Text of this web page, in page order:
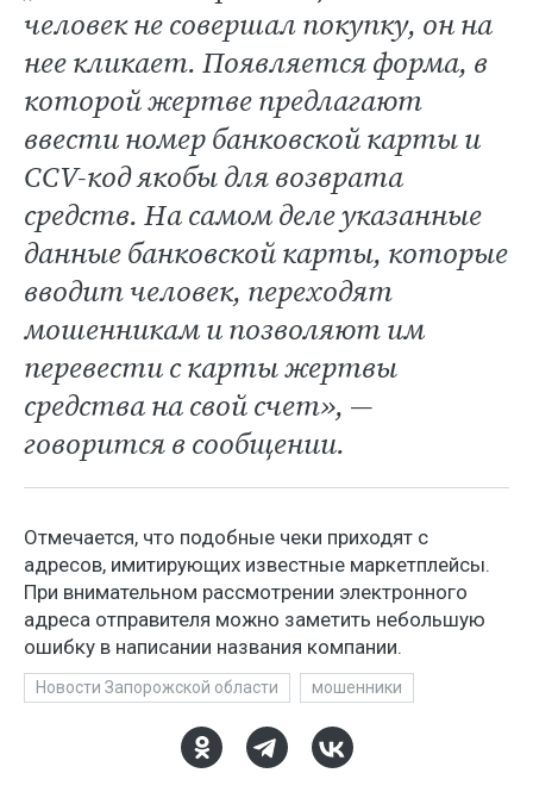
человек не совершал покупку, он на
нее кликает. Появляется форма, в
которой жертве предлагают
ввести номер банковской карты и
ССV-код якобы для возврата
средств. На самом деле указанные
данные банковской карты, которые
вводит человек, переходят
мошенникам и позволяют им
перевести с карты жертвы
средства на свой счет», —
говорится в сообщении.
Отмечается, что подобные чеки приходят с
адресов, имитирующих известные маркетплейсы.
При внимательном рассмотрении электронного
адреса отправителя можно заметить небольшую
ошибку в написании названия компании.
Новости Запорожской области мошенники